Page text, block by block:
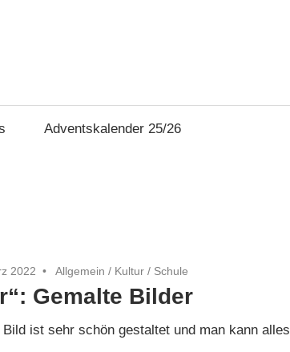
Adventskalender 25/26
2022 Allgemein / Kultur / Schule
Gemalte Bilder
ist sehr schön gestaltet und man kann alles